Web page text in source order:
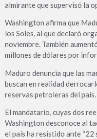
almirante que supervisó la
Washington afirma que
los Soles, al que declaró
noviembre. También
millones de dólares por
Maduro denuncia que las
buscan en realidad
reservas petroleras del país.
El mandatario, cuyas dos
Washington desconoce al
el país ha resistido ante “22